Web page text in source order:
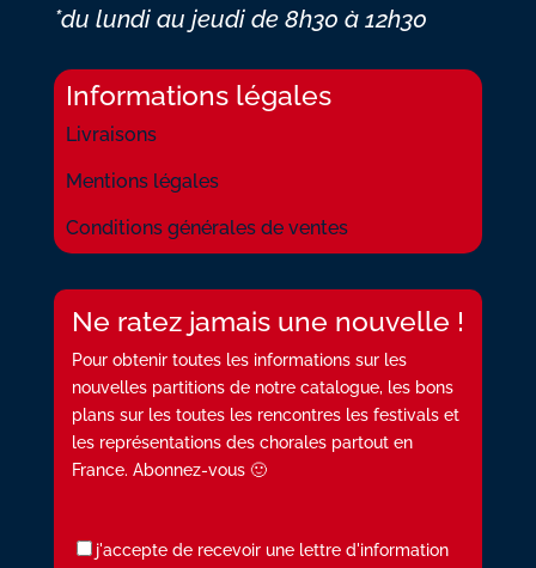
*du lundi au jeudi de 8h30 à 12h30
Informations légales
Livraisons
Mentions légales
Conditions générales de ventes
Ne ratez jamais une nouvelle !
Pour obtenir toutes les informations sur les
nouvelles partitions de notre catalogue, les bons
plans sur les toutes les rencontres les festivals et
les représentations des chorales partout en
France. Abonnez-vous 🙂
j'accepte de recevoir une lettre d'information